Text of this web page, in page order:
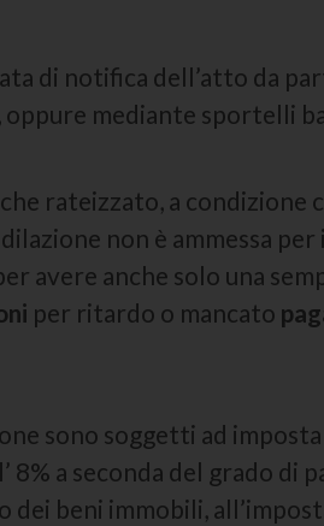
di notifica dell’atto da
mediante sportelli
rateizzato, a
non è ammessa
avere anche solo una
per ritardo o mancato
sono soggetti ad imposta
8% a seconda del grado
beni immobili,